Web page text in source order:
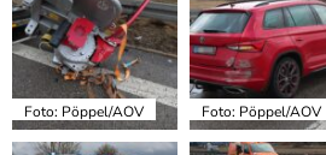
Foto: Pöppel/AOV Foto: Pöppel/AOV